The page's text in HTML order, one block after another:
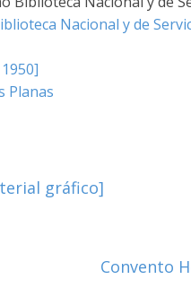
Nacional y de
Planas
gráfico]
Convento